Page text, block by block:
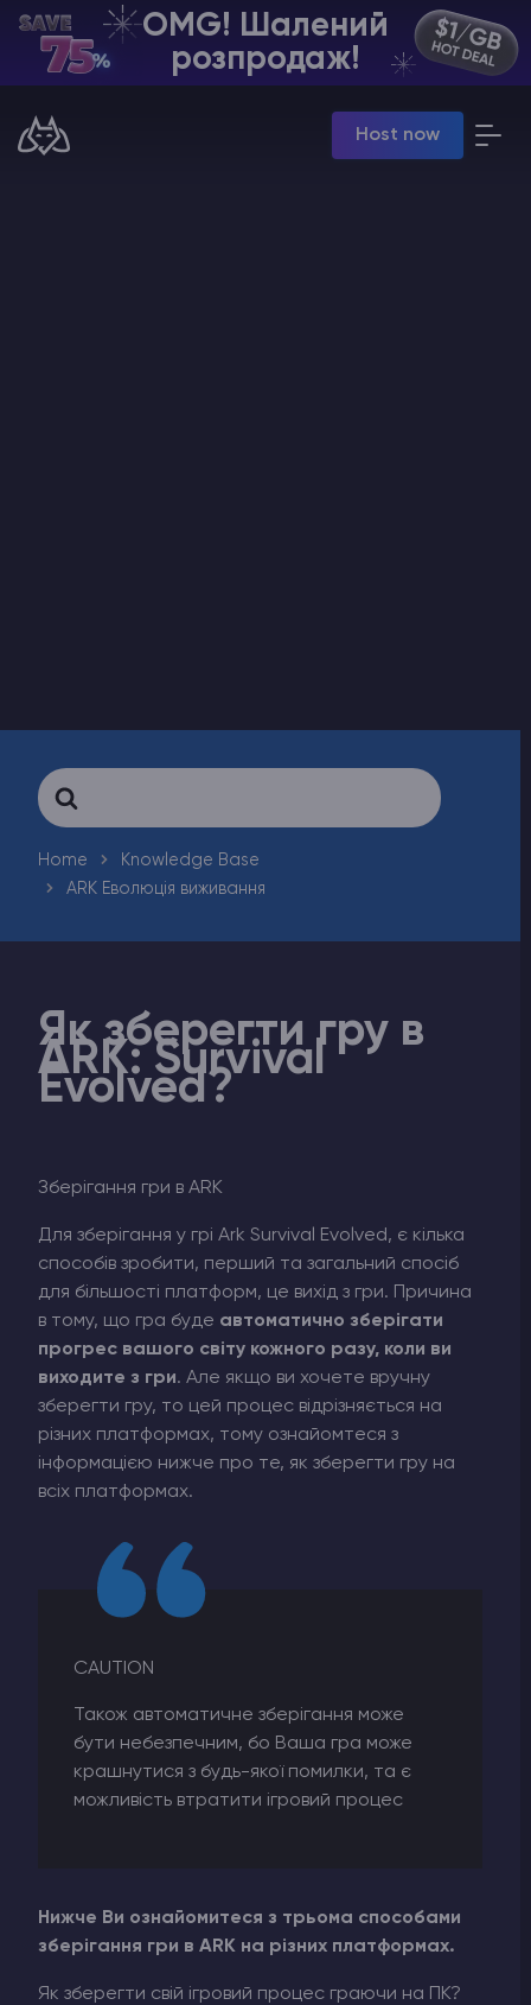
OMG! Шалений
розпродаж!
Host now
UA | USD
Manage your servers & payments
Search
For
Home
Knowledge Base
ARK Еволюція виживання
Як зберегти гру в
ARK: Survival
Evolved?
Зберігання гри в ARK
Для зберігання у грі Ark Survival Evolved, є кілька
способів зробити, перший та загальний спосіб
для більшості платформ, це вихід з гри. Причина
в тому, що гра буде автоматично зберігати
прогрес вашого світу кожного разу, коли ви
виходите з гри. Але якщо ви хочете вручну
зберегти гру, то цей процес відрізняється на
різних платформах, тому ознайомтеся з
інформацією нижче про те, як зберегти гру на
всіх платформах.
CAUTION
Також автоматичне зберігання може
бути небезпечним, бо Ваша гра може
крашнутися з будь-якої помилки, та є
можливість втратити ігровий процес
Нижче Ви ознайомитеся з трьома способами
зберігання гри в ARK на різних платформах.
Як зберегти свій ігровий процес граючи на ПК?